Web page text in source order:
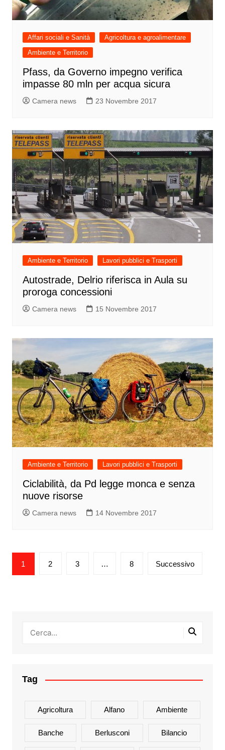
Affari sociali e Sanità
Agricoltura e agroalimentare
Ambiente e Territorio
Pfass, da Governo impegno verifica
impasse 80 mln per acqua sicura
Camera news 23 Novembre 2017
Ambiente e Territorio Lavori pubblici e Trasporti
Autostrade, Delrio riferisca in Aula su
proroga concessioni
Camera news 15 Novembre 2017
Ambiente e Territorio Lavori pubblici e Trasporti
Ciclabilità, da Pd legge monca e senza
nuove risorse
Camera news 14 Novembre 2017
Paginazione
degli
1 2 3 … 8 Successivo
Tag
Agricoltura Alfano Ambiente
Banche Berlusconi Bilancio